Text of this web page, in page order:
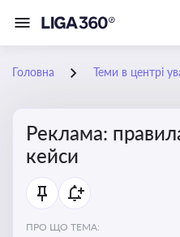
Головна Теми в центрі
Реклама:
кейси
ПРО ЩО ТЕМА: